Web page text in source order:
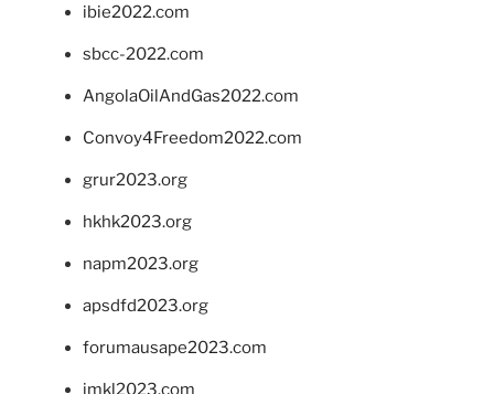
ibie2022.com
sbcc-2022.com
AngolaOilAndGas2022.com
Convoy4Freedom2022.com
grur2023.org
hkhk2023.org
napm2023.org
apsdfd2023.org
forumausape2023.com
imkl2023.com